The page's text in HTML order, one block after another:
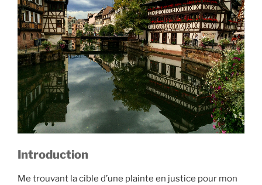
Introduction
Me trouvant la cible d’une plainte en justice pour mon